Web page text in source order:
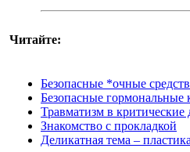
Читайте:
Безопасные *очные
Безопасные гормональные
Травматизм в критические
Знакомство с прокладкой
Деликатная тема –